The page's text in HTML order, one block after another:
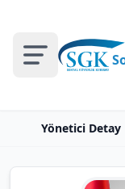
Yönetici Detay